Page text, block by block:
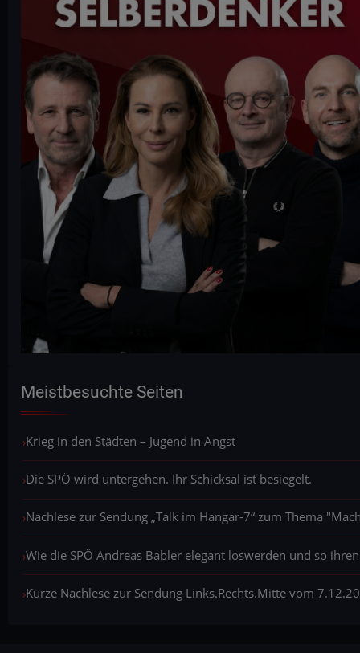
Meistbesuchte Seiten
Krieg in den Städten – Jugend in Angst
Die SPÖ wird untergehen. Ihr Schicksal ist besiegelt.
Nachlese zur Sendung „Talk im Hangar-7“ zum Thema
Wie die SPÖ Andreas Babler elegant loswerden und so
Kurze Nachlese zur Sendung Links.Rechts.Mitte vom